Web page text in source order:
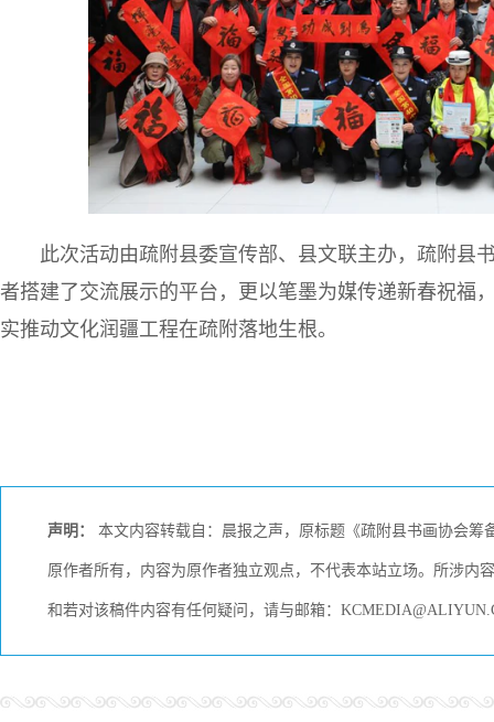
此次活动由疏附县委宣传部、县文联主办，疏附县
者搭建了交流展示的平台，更以笔墨为媒传递新春祝福
实推动文化润疆工程在疏附落地生根。
声明： 本文内容转载自：晨报之声，原标题《疏附县书画协会
原作者所有，内容为原作者独立观点，不代表本站立场。所涉内
和若对该稿件内容有任何疑问，请与邮箱：